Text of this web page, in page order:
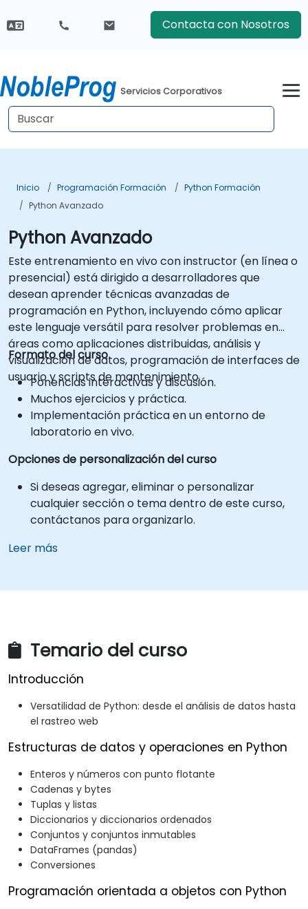
Contacta con Nosotros
Servicios Corporativos
Inicio Programación Formación
Python Formación
Python Avanzado
Python Avanzado
Este entrenamiento en vivo con instructor (en línea o
presencial) está dirigido a desarrolladores que
desean aprender técnicas avanzadas de
programación en Python, incluyendo cómo aplicar
este lenguaje versátil para resolver problemas en
áreas como aplicaciones distribuidas, análisis y
visualización de datos, programación de interfaces de
usuario y scripts de mantenimiento.
Formato del curso
Ponencias interactivas y discusión.
Muchos ejercicios y práctica.
Implementación práctica en un entorno de
laboratorio en vivo.
Opciones de personalización del curso
Si deseas agregar, eliminar o personalizar
cualquier sección o tema dentro de este curso,
contáctanos para organizarlo.
Leer más
Temario del curso
Introducción
Versatilidad de Python: desde el análisis de datos hasta
el rastreo web
Estructuras de datos y operaciones en Python
Enteros y números con punto flotante
Cadenas y bytes
Tuplas y listas
Diccionarios y diccionarios ordenados
Conjuntos y conjuntos inmutables
DataFrames (pandas)
Conversiones
Programación orientada a objetos con Python